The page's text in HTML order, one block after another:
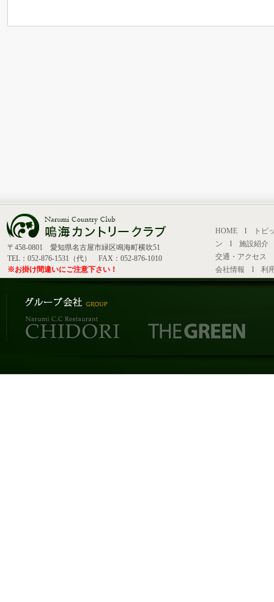
〒458-0801 愛知県名古屋市緑区鳴海町横吹51
TEL：052-876-1531（代） FAX：052-876-1010
※お掛け間違いにご注意下さい！
HOME l
トピ
ン l 施設紹介
交通・アクセス
会社情報 l 利